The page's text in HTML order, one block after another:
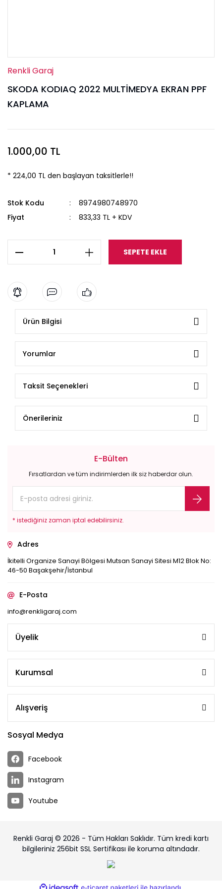
Renkli Garaj
SKODA KODIAQ 2022 MULTİMEDYA EKRAN PPF
KAPLAMA
1.000,00 TL
* 224,00 TL den başlayan taksitlerle!!
Stok Kodu
8974980748970
Fiyat
833,33 TL + KDV
SEPETE EKLE
Ürün Bilgisi
Yorumlar
Taksit Seçenekleri
Önerileriniz
E-Bülten
Fırsatlardan ve tüm indirimlerden ilk siz haberdar olun.
* istediğiniz zaman iptal edebilirsiniz.
Adres
İkitelli Organize Sanayi Bölgesi Mutsan Sanayi Sitesi M12 Blok No:
46-50 Başakşehir/İstanbul
E-Posta
info@renkligaraj.com
Üyelik
Kurumsal
Alışveriş
Sosyal Medya
Facebook
Instagram
Youtube
Renkli Garaj © 2026 - Tüm Hakları Saklıdır. Tüm kredi kartı
bilgileriniz 256bit SSL Sertifikası ile koruma altındadır.